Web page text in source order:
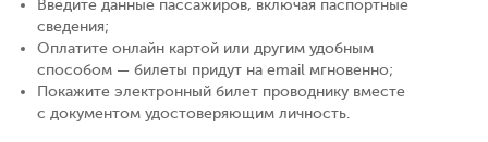
Введите данные пассажиров, включая паспортные
сведения;
Оплатите онлайн картой или другим удобным
способом — билеты придут на email мгновенно;
Покажите электронный билет проводнику вместе
с документом удостоверяющим личность.